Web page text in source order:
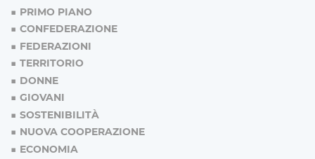
PRIMO PIANO
CONFEDERAZIONE
FEDERAZIONI
TERRITORIO
DONNE
GIOVANI
SOSTENIBILITÀ
NUOVA COOPERAZIONE
ECONOMIA